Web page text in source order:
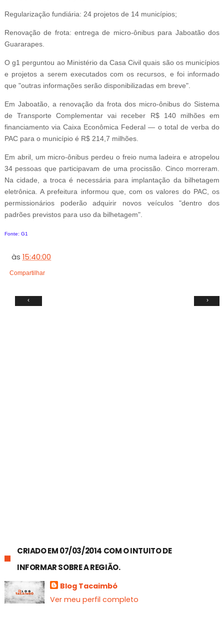
Regularização fundiária: 24 projetos de 14 municípios;
Renovação de frota: entrega de micro-ônibus para Jaboatão dos
Guararapes.
O g1 perguntou ao Ministério da Casa Civil quais são os municípios
e projetos a serem executados com os recursos, e foi informado
que "outras informações serão disponibilizadas em breve".
Em Jaboatão, a renovação da frota dos micro-ônibus do Sistema
de Transporte Complementar vai receber R$ 140 milhões em
financiamento via Caixa Econômica Federal — o total de verba do
PAC para o município é R$ 214,7 milhões.
Em abril, um micro-ônibus perdeu o freio numa ladeira e atropelou
34 pessoas que participavam de uma procissão. Cinco morreram.
Na cidade, a troca é necessária para implantação da bilhetagem
eletrônica. A prefeitura informou que, com os valores do PAC, os
permissionários poderão adquirir novos veículos "dentro dos
padrões previstos para uso da bilhetagem".
Fonte: G1
às15:40:00
Compartilhar
‹ ›
CRIADO EM 07/03/2014 COM O INTUITO DE
INFORMAR SOBRE A REGIÃO.
Blog Tacaimbó
Ver meu perfil completo